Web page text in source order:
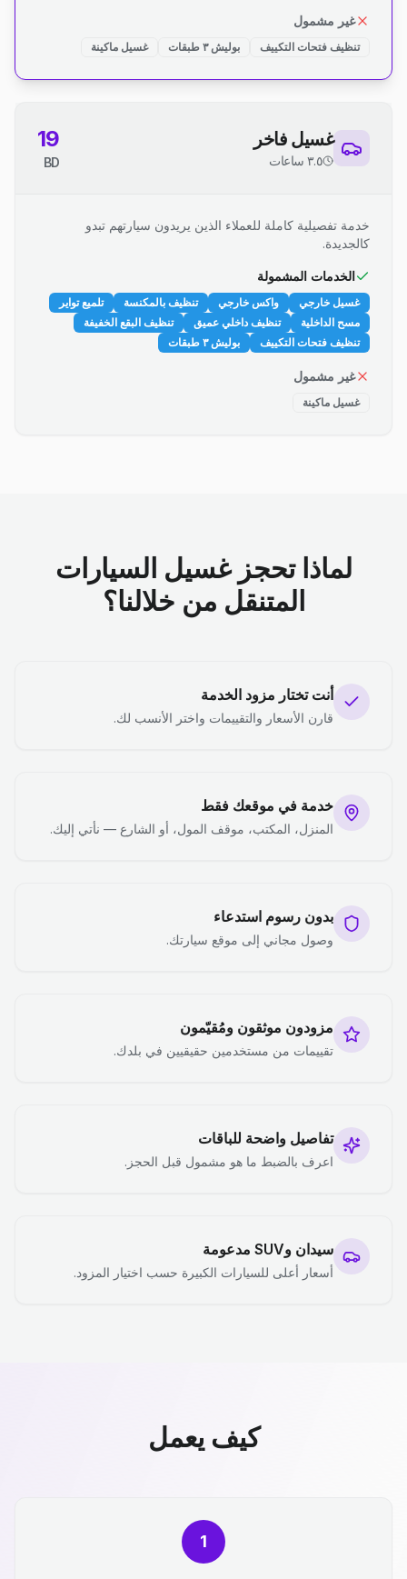
غير مشمول
تنظيف فتحات التكييف بوليش ٣ طبقات غسيل ماكينة
غسيل فاخر
٣.٥ ساعات
19
BD
خدمة تفصيلية كاملة للعملاء الذين يريدون سيارتهم تبدو
كالجديدة.
الخدمات المشمولة
غسيل خارجي واكس خارجي تنظيف بالمكنسة
تلميع تواير
مسح الداخلية
تنظيف داخلي عميق
تنظيف البقع الخفيفة
تنظيف فتحات التكييف
بوليش ٣ طبقات
غير مشمول
غسيل ماكينة
لماذا تحجز غسيل السيارات
المتنقل من خلالنا؟
أنت تختار مزود الخدمة
قارن الأسعار والتقييمات واختر الأنسب لك.
خدمة في موقعك فقط
المنزل، المكتب، موقف المول، أو الشارع — نأتي إليك.
بدون رسوم استدعاء
وصول مجاني إلى موقع سيارتك.
مزودون موثقون ومُقيّمون
تقييمات من مستخدمين حقيقيين في بلدك.
تفاصيل واضحة للباقات
اعرف بالضبط ما هو مشمول قبل الحجز.
سيدان وSUV مدعومة
أسعار أعلى للسيارات الكبيرة حسب اختيار المزود.
كيف يعمل
1